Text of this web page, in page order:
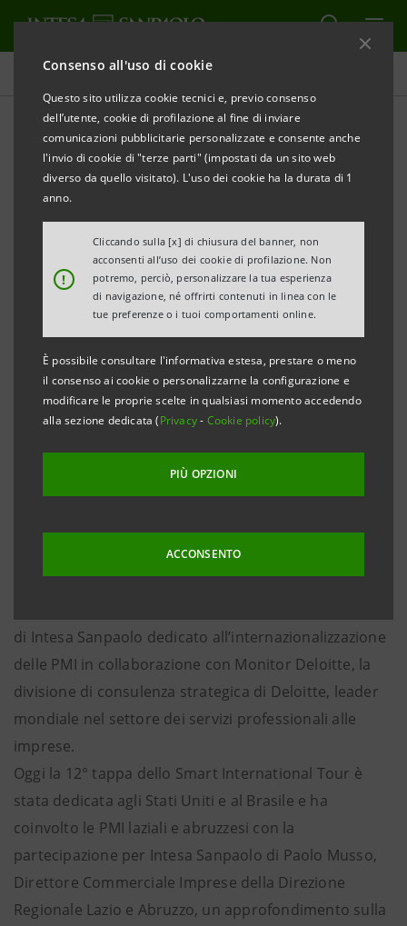
Consenso all'uso di cookie
Questo sito utilizza cookie tecnici e, previo consenso
dell’utente, cookie di profilazione al fine di inviare
comunicazioni pubblicitarie personalizzate e consente anche
l'invio di cookie di "terze parti" (impostati da un sito web
diverso da quello visitato). L'uso dei cookie ha la durata di 1
anno.
!
Cliccando sulla [x] di chiusura del banner, non
acconsenti all’uso dei cookie di profilazione. Non
potremo, perciò, personalizzare la tua esperienza
di navigazione, né offrirti contenuti in linea con le
tue preferenze o i tuoi comportamenti online.
È possibile consultare l'informativa estesa, prestare o meno
il consenso ai cookie o personalizzarne la configurazione e
modificare le proprie scelte in qualsiasi momento accedendo
alla sezione dedicata (Privacy- Cookie policy).
PIÙ OPZIONI
ACCONSENTO
Comunicati stampa
STAMPA AGGIORNA
CON SMART INTERNATIONAL TOUR INTESA
SANPAOLO E MONITOR DELOITTE PORTANO
ALL’ESTERO LE PMI LAZIALI E ABRUZZESI
· Oggi la 12° tappa del roadshow con Focus Stati
Uniti e Brasile per le imprese della Direzione
Regionale Lazio e Abruzzo
· Approfondimento sul contesto operativo dei
mercati americano e brasiliano e le opportunità
per le imprese
· Il programma prevede un ciclo di 23 webinar
rivolti alle aziende clienti per sostenerle nella
crescita internazionale
Roma, 18 maggio 2021 –Le imprese di Lazio e Abruzzo
di Intesa Sanpaolo dedicato all’internazionalizzazione
delle PMI in collaborazione con Monitor Deloitte, la
divisione di consulenza strategica di Deloitte, leader
mondiale nel settore dei servizi professionali alle
imprese.
Oggi la 12° tappa dello Smart International Tour è
stata dedicata agli Stati Uniti e al Brasile e ha
coinvolto le PMI laziali e abruzzesi con la
partecipazione per Intesa Sanpaolo di Paolo Musso,
Direttore Commerciale Imprese della Direzione
Regionale Lazio e Abruzzo, un approfondimento sulla